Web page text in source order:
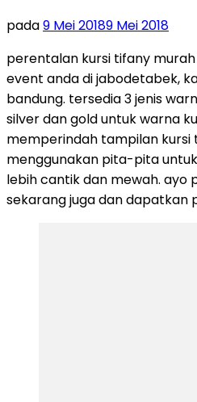
pada9 Mei 20189 Mei 2018
perentalan kursi tifany
event anda di jabodetabek,
bandung. tersedia 3 jenis
silver dan gold untuk warna
memperindah tampilan kursi
menggunakan pita-pita
lebih cantik dan mewah. ayo
sekarang juga dan dapatkan